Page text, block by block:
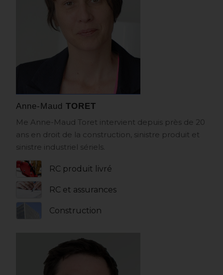
Anne-MaudTORET
Me Anne-Maud Toret intervient depuis près de 20
ans en droit de la construction, sinistre produit et
sinistre industriel sériels.
RC produit livré
RC et assurances
Construction